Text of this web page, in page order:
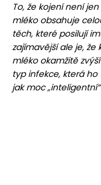
To, že kojení není
mléko obsahuje
těch, které posilují
zajímavější ale je,
mléko okamžitě
typ infekce, která ho
jak moc